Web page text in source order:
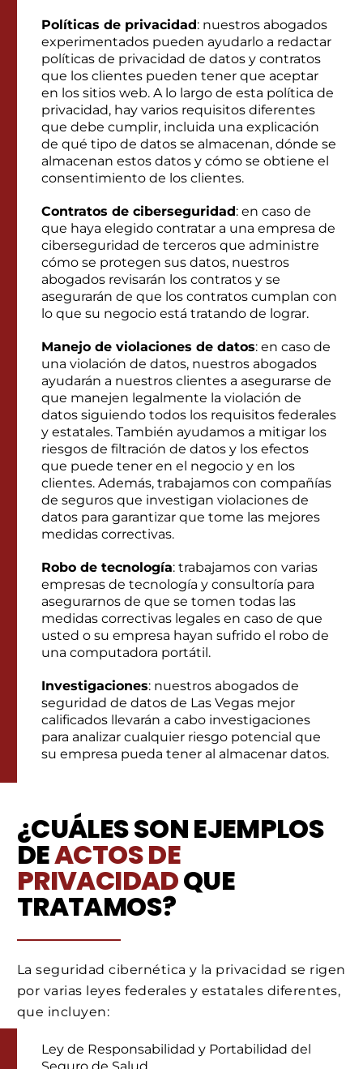
Políticas de privacidad: nuestros abogados
experimentados pueden ayudarlo a redactar
políticas de privacidad de datos y contratos
que los clientes pueden tener que aceptar
en los sitios web. A lo largo de esta política de
privacidad, hay varios requisitos diferentes
que debe cumplir, incluida una explicación
de qué tipo de datos se almacenan, dónde se
almacenan estos datos y cómo se obtiene el
consentimiento de los clientes.
Contratos de ciberseguridad: en caso de
que haya elegido contratar a una empresa de
ciberseguridad de terceros que administre
cómo se protegen sus datos, nuestros
abogados revisarán los contratos y se
asegurarán de que los contratos cumplan con
lo que su negocio está tratando de lograr.
Manejo de violaciones de datos: en caso de
una violación de datos, nuestros abogados
ayudarán a nuestros clientes a asegurarse de
que manejen legalmente la violación de
datos siguiendo todos los requisitos federales
y estatales. También ayudamos a mitigar los
riesgos de filtración de datos y los efectos
que puede tener en el negocio y en los
clientes. Además, trabajamos con compañías
de seguros que investigan violaciones de
datos para garantizar que tome las mejores
medidas correctivas.
Robo de tecnología: trabajamos con varias
empresas de tecnología y consultoría para
asegurarnos de que se tomen todas las
medidas correctivas legales en caso de que
usted o su empresa hayan sufrido el robo de
una computadora portátil.
Investigaciones: nuestros abogados de
seguridad de datos de Las Vegas mejor
calificados llevarán a cabo investigaciones
para analizar cualquier riesgo potencial que
su empresa pueda tener al almacenar datos.
¿CUÁLES SON EJEMPLOS
DEACTOS DE
PRIVACIDADQUE
TRATAMOS?
La seguridad cibernética y la privacidad se rigen
por varias leyes federales y estatales diferentes,
que incluyen:
Ley de Responsabilidad y Portabilidad del